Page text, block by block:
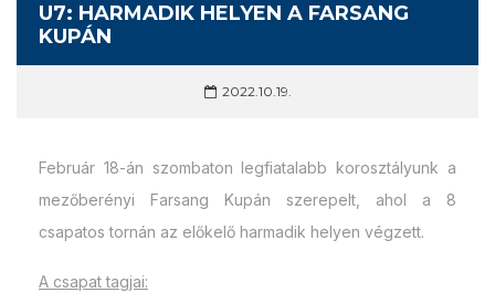
U7: HARMADIK HELYEN A FARSANG
KUPÁN
2022.10.19.
Február 18-án szombaton legfiatalabb korosztályunk a
mezőberényi Farsang Kupán szerepelt, ahol a 8
csapatos tornán az előkelő harmadik helyen végzett.
A csapat tagjai: